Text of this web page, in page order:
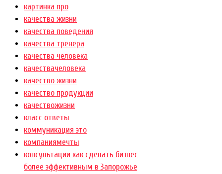
картинка про
качества жизни
качества поведения
качества тренера
качества человека
качествачеловека
качество жизни
качество продукции
качествожизни
класс ответы
коммуникация это
компаниямечты
консультации как сделать бизнес
более эффективным в Запорожье